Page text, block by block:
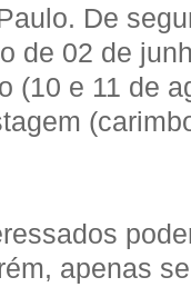
De
de 02 de
(10 e 11 de
apenas